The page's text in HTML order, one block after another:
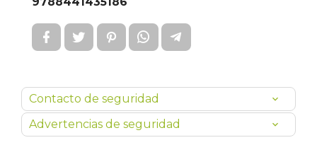
Contacto de seguridad
Advertencias de seguridad